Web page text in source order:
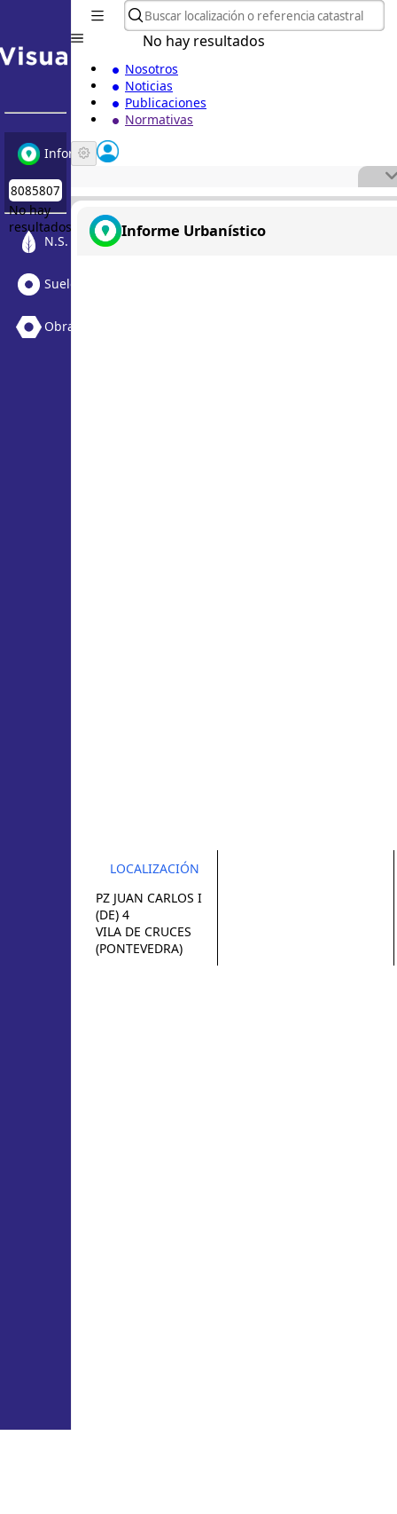
Informe Urbanístico
No hay
resultados
N.S. Medioambiental
Suelo Vacante + Obras
Obras
No hay resultados
Nosotros
Noticias
Publicaciones
Normativas
Informe Urbanístico
LOCALIZACIÓN
PZ JUAN CARLOS I
(DE) 4
VILA DE CRUCES
(PONTEVEDRA)